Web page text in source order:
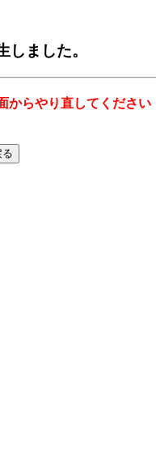
しました。
からやり直してください